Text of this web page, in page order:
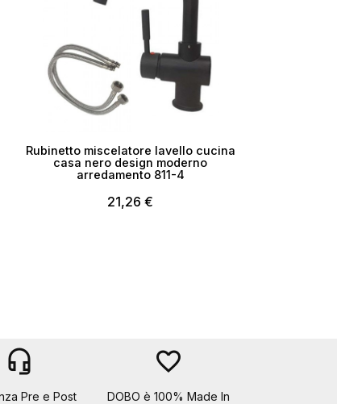
Rubinetto miscelatore lavello cucina
casa nero design moderno
arredamento 811-4
21,26 €
headset_mic
Pre e Post
favorite_border
DOBO è 100% Made In